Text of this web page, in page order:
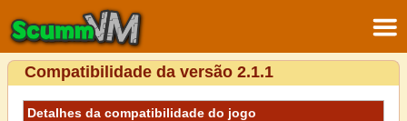
Compatibilidade da versão 2.1.1
Detalhes da compatibilidade do jogo